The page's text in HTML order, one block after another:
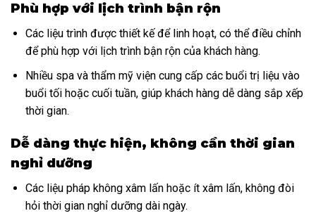
Phù hợp với lịch trình bận rộn
Các liệu trình được thiết kế để linh hoạt, có thể điều chỉnh
để phù hợp với lịch trình bận rộn của khách hàng.
Nhiều spa và thẩm mỹ viện cung cấp các buổi trị liệu vào
buổi tối hoặc cuối tuần, giúp khách hàng dễ dàng sắp xếp
thời gian.
Dễ dàng thực hiện, không cần thời gian
nghỉ dưỡng
Các liệu pháp không xâm lấn hoặc ít xâm lấn, không đòi
hỏi thời gian nghỉ dưỡng dài ngày.